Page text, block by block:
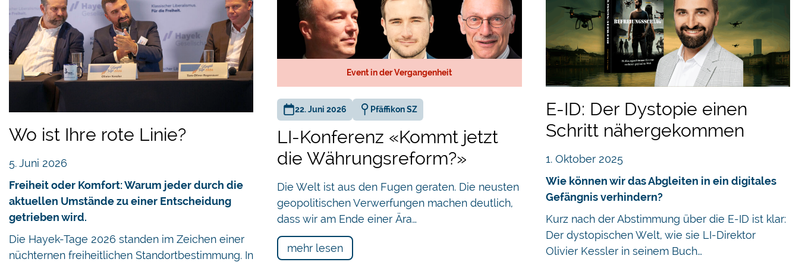
Wo ist Ihre rote Linie?
5. Juni 2026
Freiheit oder Komfort: Warum jeder durch die
aktuellen Umstände zu einer Entscheidung
getrieben wird.
Die Hayek-Tage 2026 standen im Zeichen einer
nüchternen freiheitlichen Standortbestimmung. In
Event in der Vergangenheit
22. Juni 2026 Pfäffikon SZ
LI-Konferenz «Kommt jetzt
die Währungsreform?»
Die Welt ist aus den Fugen geraten. Die neusten
geopolitischen Verwerfungen machen deutlich,
dass wir am Ende einer Ära…
mehr lesen
E-ID: Der Dystopie einen
Schritt nähergekommen
1. Oktober 2025
Wie können wir das Abgleiten in ein digitales
Gefängnis verhindern?
Kurz nach der Abstimmung über die E-ID ist klar:
Der dystopischen Welt, wie sie LI-Direktor
Olivier Kessler in seinem Buch…